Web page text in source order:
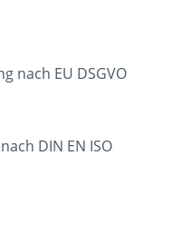
nach EU DSGVO
DIN EN ISO